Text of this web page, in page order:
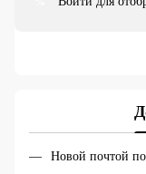
Новой почтой